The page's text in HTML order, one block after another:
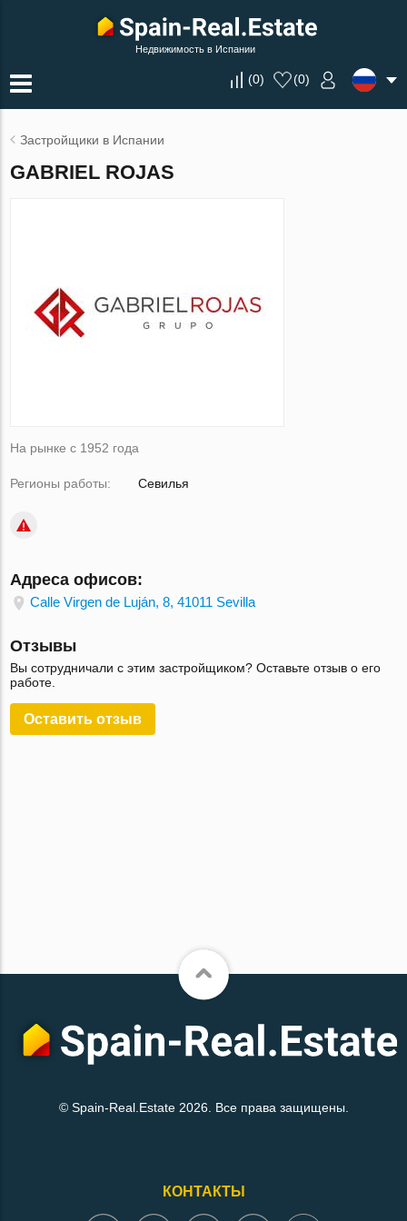
Недвижимость в Испании
(0) (0)
Застройщики в Испании
GABRIEL ROJAS
На рынке с 1952 года
Регионы работы: Севилья
Адреса офисов:
Calle Virgen de Luján, 8, 41011 Sevilla
Отзывы
Вы сотрудничали с этим застройщиком? Оставьте отзыв о его
работе.
Оставить отзыв
© Spain-Real.Estate 2026. Все права защищены.
КОНТАКТЫ